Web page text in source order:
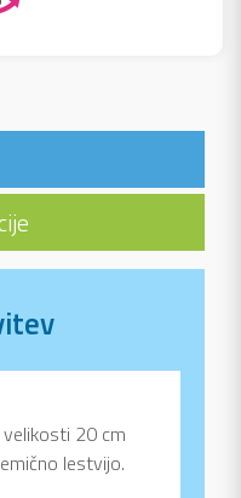
velikosti 20 cm
lestvijo.